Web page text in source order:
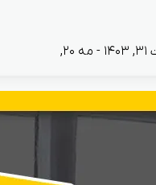
اردیبهشت ۳۱, ۱۴۰۳ - مه ۲۰,